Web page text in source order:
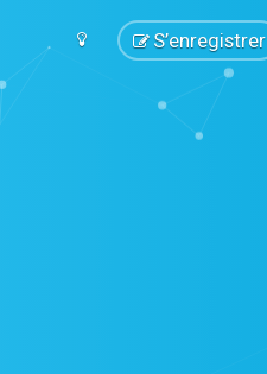
S’enregistrer